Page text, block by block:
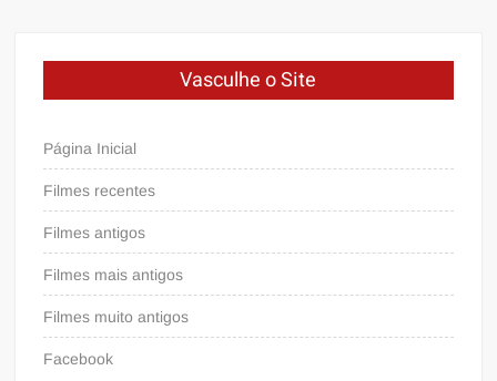
Vasculhe o Site
Página Inicial
Filmes recentes
Filmes antigos
Filmes mais antigos
Filmes muito antigos
Facebook